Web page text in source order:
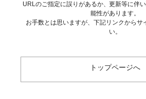
URLのご指定に誤りがあるか、更新等に伴
能性があります。
お手数とは思いますが、下記リンクからサ
い。
トップページへ